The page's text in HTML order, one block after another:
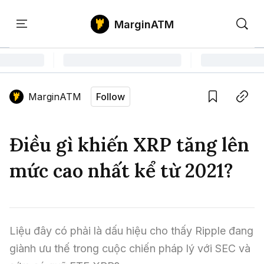
Home
Tin Tức Bitcoin
Tin Tức Altcoin
Tin Tức Thị Trường
ATM Analytics
Phân Tích Bitcoin
Phân Tích Ethereum
Phân Tích Thị Trường
Thuật Ngữ Cơ Bản
Kiến Thức Tổng Hợp
Chỉ Báo Kỹ Thuật
Săn Gem
MarginATM
MarginATM Follow
Điều gì khiến XRP tăng lên
mức cao nhất kể từ 2021?
Liệu đây có phải là dấu hiệu cho thấy Ripple đang
giành ưu thế trong cuộc chiến pháp lý với SEC và